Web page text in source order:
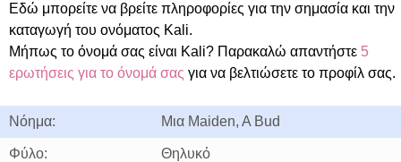
Εδώ μπορείτε να βρείτε πληροφορίες για την σημασία και την
καταγωγή του ονόματος Kali.
Μήπως το όνομά σας είναι Kali? Παρακαλώ απαντήστε 5
ερωτήσεις για το όνομά σας για να βελτιώσετε το προφίλ σας.
Νόημα: Μια Maiden, A Bud
Φύλο: Θηλυκό